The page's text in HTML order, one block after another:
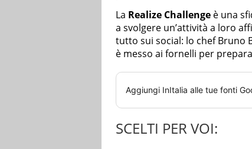
La Realize Challenge è una
a svolgere un’attività a loro
tutto sui social: lo chef Bruno
è messo ai fornelli per
Aggiungi InItalia alle tue fonti
SCELTI PER VOI: